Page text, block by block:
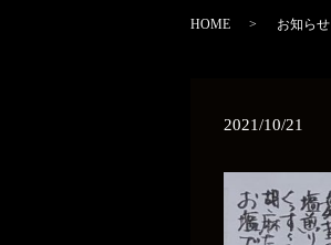
HOME お知らせ
2021/10/21